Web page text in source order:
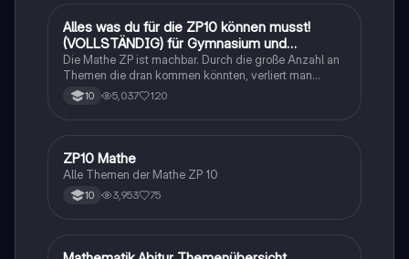
Mathe
Alles was du für die ZP10 können musst!
(VOLLSTÄNDIG) für Gymnasium und
Realschule
Die Mathe ZP ist machbar. Durch die große Anzahl an
Themen die dran kommen könnten, verliert man
schnell den Überblick. Also habe ich von den kleinsten
Themen bis hin zu den größten alles
10 5,037 120
Mathe
ZP10 Mathe
Alle Themen der Mathe ZP 10
10 3,953 75